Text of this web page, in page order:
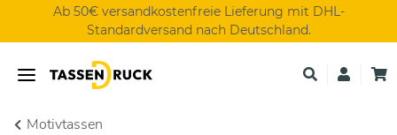
Ab 50€ versandkostenfreie Lieferung mit DHL-
Standardversand nach Deutschland.
Motivtassen